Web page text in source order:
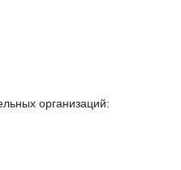
организаций: